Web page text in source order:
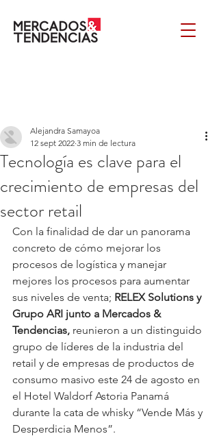
Tecnología es clave para el
crecimiento de empresas del
sector retail
Alejandra Samayoa
12 sept 2022 3 min de lectura
Con la finalidad de dar un panorama
concreto de cómo mejorar los
procesos de logística y manejar
mejores los procesos para aumentar
sus niveles de venta; RELEX Solutions y
Grupo ARI junto a Mercados &
Tendencias, reunieron a un distinguido
grupo de líderes de la industria del
retail y de empresas de productos de
consumo masivo este 24 de agosto en
el Hotel Waldorf Astoria Panamá
durante la cata de whisky “Vende Más y
Desperdicia Menos”.